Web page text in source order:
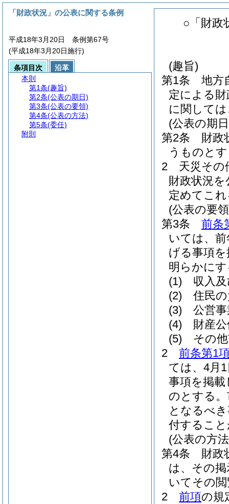
○「財政
(趣旨)
第1条
地方
定による
に関して
(公表の期
第2条
財政
うものと
2
天災その
財政状況
定めてこ
(公表の要
第3条
前条
いては、
げる事項
明らかに
(1)
収入
(2)
住民
(3)
公営
(4)
財産
(5)
その
2
前条第1
ては、4月
事項を掲
のとする。
となるべ
付するこ
(公表の方
第4条
財政
は、その
いてその
2
前項の規
「財政状況」の公表に関する条例
平成18年3月20日 条例第67号
(平成18年3月20日施行)
条項目次
沿革
本則
第1条(趣旨)
第2条(公表の期日)
第3条(公表の要領)
第4条(公表の方法)
第5条(委任)
附則